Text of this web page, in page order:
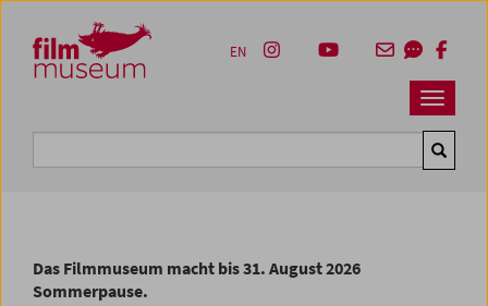
Zum Inhalt
Zum Hauptmenü
Zur Servicenavigation
Zum Suche
Navbar
EN
Das Filmmuseum macht bis 31. August 2026
Sommerpause.